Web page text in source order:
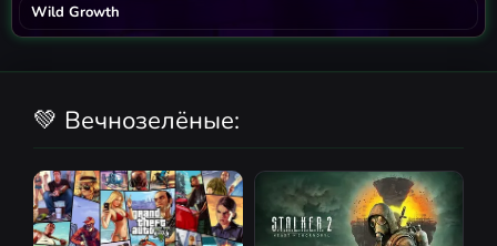
Wild Growth
💚 Вечнозелёные: